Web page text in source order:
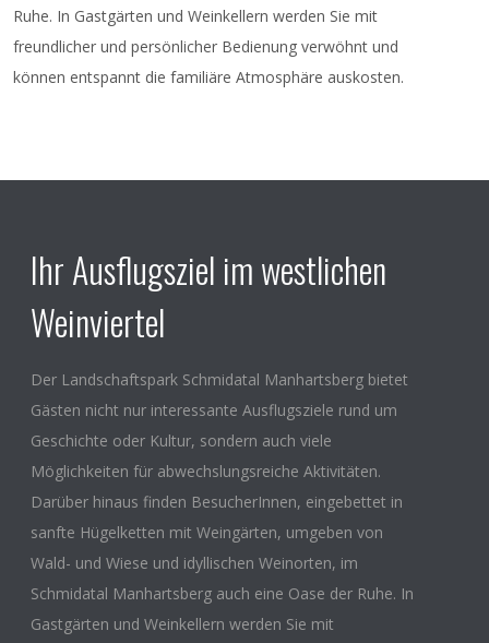
Ruhe. In Gastgärten und Weinkellern werden Sie mit
freundlicher und persönlicher Bedienung verwöhnt und
können entspannt die familiäre Atmosphäre auskosten.
Ihr Ausflugsziel im westlichen
Weinviertel
Der Landschaftspark Schmidatal Manhartsberg bietet
Gästen nicht nur interessante Ausflugsziele rund um
Geschichte oder Kultur, sondern auch viele
Möglichkeiten für abwechslungsreiche Aktivitäten.
Darüber hinaus finden BesucherInnen, eingebettet in
sanfte Hügelketten mit Weingärten, umgeben von
Wald- und Wiese und idyllischen Weinorten, im
Schmidatal Manhartsberg auch eine Oase der Ruhe. In
Gastgärten und Weinkellern werden Sie mit